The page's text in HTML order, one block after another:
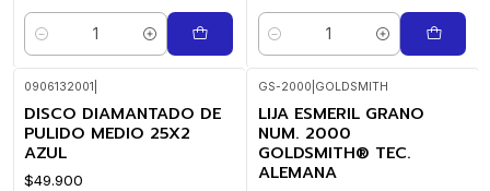
Cantidad Cantidad
0906132001
DISCO DIAMANTADO DE
PULIDO MEDIO 25X2
AZUL
$49.900
GS-2000 GOLDSMITH
LIJA ESMERIL GRANO
NUM. 2000
GOLDSMITH® TEC.
ALEMANA